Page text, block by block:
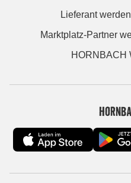
Lieferant
Marktplatz-Partner
HORNBACH